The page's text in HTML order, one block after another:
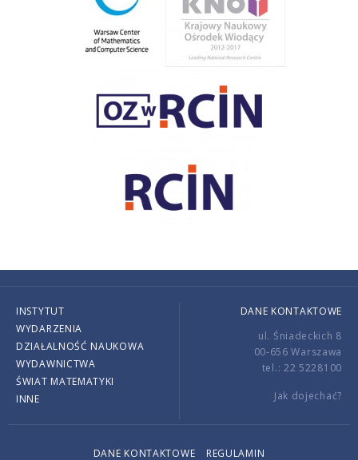
INSTYTUT
WYDARZENIA
DZIAŁALNOŚĆ NAUKOWA
WYDAWNICTWA
ŚWIAT MATEMATYKI
INNE
DANE KONTAKTOWE
ul. Śniadeckich 8
00-656 Warszawa
tel.: 22 5228100
Jak dojechać?
DANE KONTAKTOWE REGULAMIN